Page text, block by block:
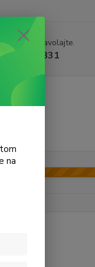
si rady? Zavolajte.
615 831
na